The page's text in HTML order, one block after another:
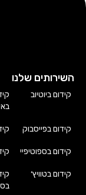
השירותים שלנו
קידום ביוטיוב
קידום בפייסבוק
קידום בספוטיפיי
קידום בטוויץ׳